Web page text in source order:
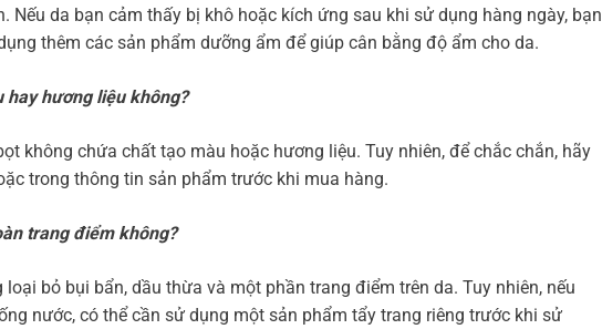
Nếu da bạn cảm thấy bị khô hoặc kích ứng sau khi sử dụng hàng ngày, bạn
thêm các sản phẩm dưỡng ẩm để giúp cân bằng độ ẩm cho da.
hay hương liệu không?
không chứa chất tạo màu hoặc hương liệu. Tuy nhiên, để chắc chắn, hãy
trong thông tin sản phẩm trước khi mua hàng.
trang điểm không?
bỏ bụi bẩn, dầu thừa và một phần trang điểm trên da. Tuy nhiên, nếu
nước, có thể cần sử dụng một sản phẩm tẩy trang riêng trước khi sử